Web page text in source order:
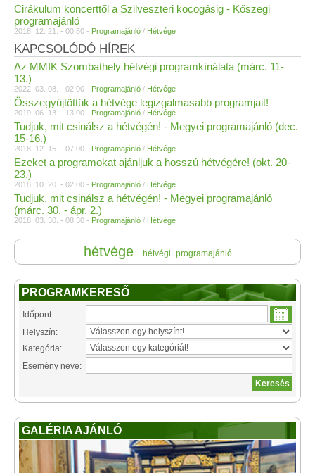
Cirákulum koncerttől a Szilveszteri kocogásig - Kőszegi
programajánló
2018. 12. 21. - 00:50 - Programajánló / Hétvége
KAPCSOLÓDÓ HÍREK
Az MMIK Szombathely hétvégi programkínálata (márc. 11-
13.)
2022. 03. 08. - 02:00 - Programajánló / Hétvége
Összegyűjtöttük a hétvége legizgalmasabb programjait!
2019. 06. 13. - 13:00 - Programajánló / Hétvége
Tudjuk, mit csinálsz a hétvégén! - Megyei programajánló (dec.
15-16.)
2018. 12. 15. - 07:00 - Programajánló / Hétvége
Ezeket a programokat ajánljuk a hosszú hétvégére! (okt. 20-
23.)
2018. 10. 20. - 02:00 - Programajánló / Hétvége
Tudjuk, mit csinálsz a hétvégén! - Megyei programajánló
(márc. 30. - ápr. 2.)
2018. 03. 30. - 08:30 - Programajánló / Hétvége
hétvége hétvégi_programajánló
PROGRAMKERESŐ
Időpont:
Helyszín:
Kategória:
Esemény neve:
GALÉRIA AJÁNLÓ